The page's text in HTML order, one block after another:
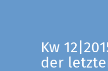
Kw
der